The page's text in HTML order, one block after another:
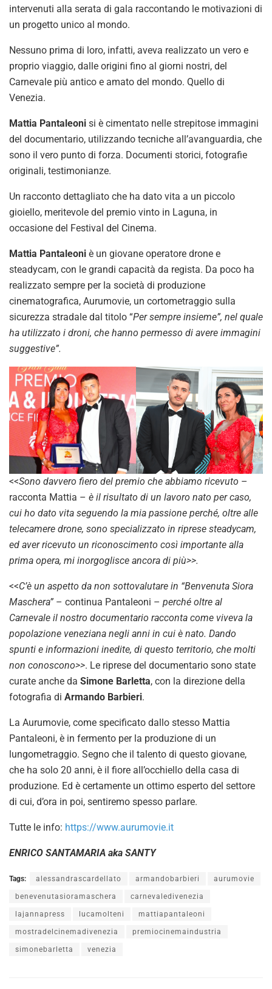
intervenuti alla serata di gala raccontando le motivazioni di
un progetto unico al mondo.
Nessuno prima di loro, infatti, aveva realizzato un vero e
proprio viaggio, dalle origini fino al giorni nostri, del
Carnevale più antico e amato del mondo. Quello di
Venezia.
Mattia Pantaleoni si è cimentato nelle strepitose immagini
del documentario, utilizzando tecniche all’avanguardia, che
sono il vero punto di forza. Documenti storici, fotografie
originali, testimonianze.
Un racconto dettagliato che ha dato vita a un piccolo
gioiello, meritevole del premio vinto in Laguna, in
occasione del Festival del Cinema.
Mattia Pantaleoni è un giovane operatore drone e
steadycam, con le grandi capacità da regista. Da poco ha
realizzato sempre per la società di produzione
cinematografica, Aurumovie, un cortometraggio sulla
sicurezza stradale dal titolo “Per sempre insieme”, nel quale
ha utilizzato i droni, che hanno permesso di avere immagini
suggestive”.
<<Sono davvero fiero del premio che abbiamo ricevuto –
racconta Mattia – è il risultato di un lavoro nato per caso,
cui ho dato vita seguendo la mia passione perché, oltre alle
telecamere drone, sono specializzato in riprese steadycam,
ed aver ricevuto un riconoscimento così importante alla
prima opera, mi inorgoglisce ancora di più>>.
<<C’è un aspetto da non sottovalutare in “Benvenuta Siora
Maschera” – continua Pantaleoni – perché oltre al
Carnevale il nostro documentario racconta come viveva la
popolazione veneziana negli anni in cui è nato. Dando
spunti e informazioni inedite, di questo territorio, che molti
non conoscono>>. Le riprese del documentario sono state
curate anche da Simone Barletta, con la direzione della
fotografia di Armando Barbieri.
La Aurumovie, come specificato dallo stesso Mattia
Pantaleoni, è in fermento per la produzione di un
lungometraggio. Segno che il talento di questo giovane,
che ha solo 20 anni, è il fiore all’occhiello della casa di
produzione. Ed è certamente un ottimo esperto del settore
di cui, d’ora in poi, sentiremo spesso parlare.
Tutte le info: https://www.aurumovie.it
ENRICO SANTAMARIA aka SANTY
Tags: alessandrascardellato armandobarbieri aurumovie
benevenutasioramaschera carnevaledivenezia
lajannapress lucamolteni mattiapantaleoni
mostradelcinemadivenezia premiocinemaindustria
simonebarletta venezia